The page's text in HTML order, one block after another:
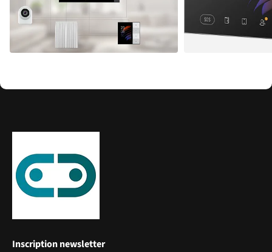
Inscription newsletter